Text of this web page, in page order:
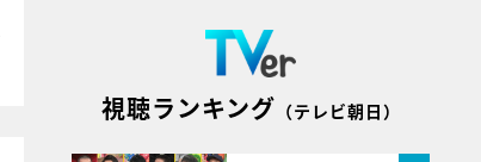
視聴ランキング （テレビ朝日）